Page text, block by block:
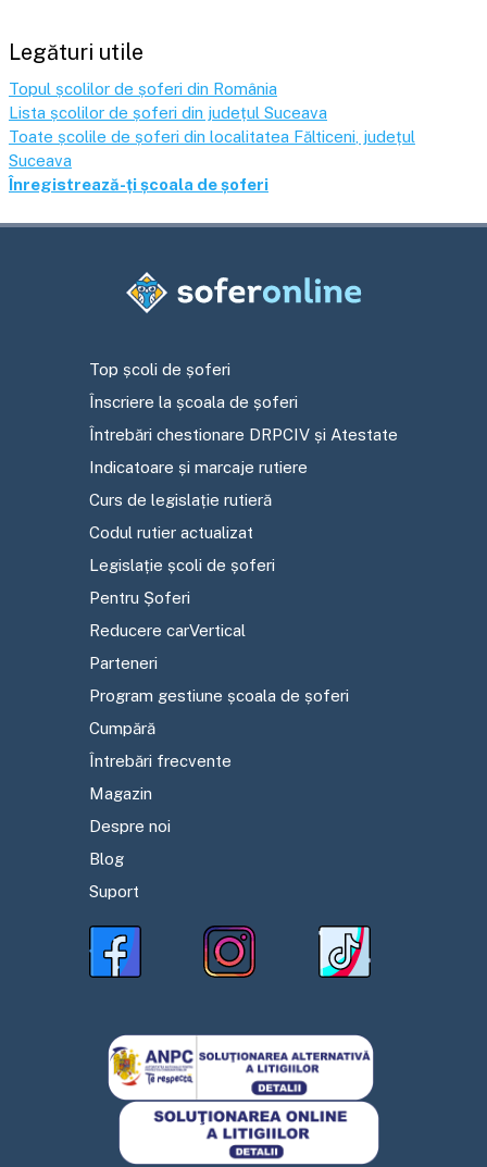
Legături utile
Topul școlilor de șoferi din România
Lista școlilor de șoferi din județul Suceava
Toate școlile de șoferi din localitatea Fălticeni , județul
Suceava
Înregistrează-ți școala de șoferi
Top școli de șoferi
Înscriere la școala de șoferi
Întrebări chestionare DRPCIV și Atestate
Indicatoare și marcaje rutiere
Curs de legislație rutieră
Codul rutier actualizat
Legislație școli de șoferi
Pentru Șoferi
Reducere carVertical
Parteneri
Program gestiune școala de șoferi
Cumpără
Întrebări frecvente
Magazin
Despre noi
Blog
Suport